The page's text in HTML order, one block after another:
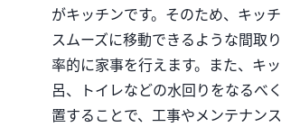
がキッチンです。 そのため、キッ
スムーズに移動できるような間取
率的に家事を行えます。 また、キ
呂、トイレなどの水回りをなるべ
置することで、工事やメンテナン